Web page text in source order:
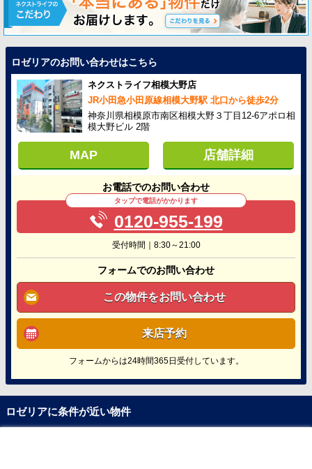
ロゼリアのお問い合わせはこちら
ネクストライフ相模大野店
JR小田急小田原線相模大野駅 北口から徒歩2分
神奈川県相模原市南区相模大野３丁目12-6アポロ相
模大野ビル 2階
MAP 店舗詳細
お電話でのお問い合わせ
タップで電話がかかります
0120-955-199
受付時間｜8:30～21:00
フォームでのお問い合わせ
この物件をお問い合わせ
来店予約
フォームからは24時間365日受付しています。
ロゼリアに条件が近い物件